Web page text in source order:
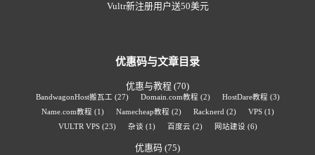
Vultr新注册用户送50美元
优惠码与文章目录
优惠与教程 (70)
BandwagonHost搬瓦工 (27) Domain.com教程 (2) HostDare教程 (3)
Name.com教程 (1) Namecheap教程 (2) Racknerd (2) VPS(1)
VULTR VPS(23) 杂谈 (1) 百度云 (2) 网站建设 (6)
优惠码 (75)